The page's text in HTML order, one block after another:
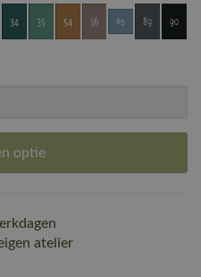
optie
atelier